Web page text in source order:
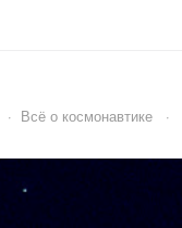
· Всё о космонавтике ·